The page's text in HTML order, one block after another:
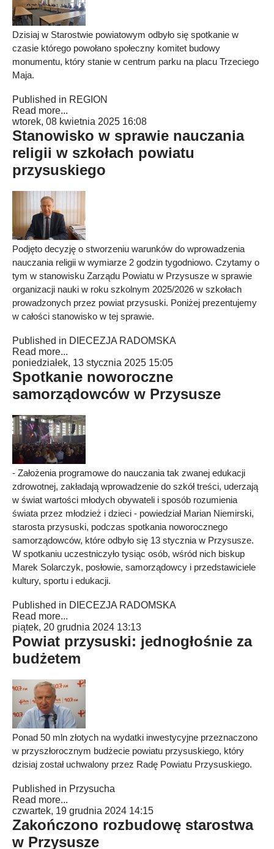
Dzisiaj w Starostwie powiatowym odbyło się spotkanie w
czasie którego powołano społeczny komitet budowy
monumentu, który stanie w centrum parku na placu Trzeciego
Maja.
Published in REGION
Read more...
wtorek, 08 kwietnia 2025 16:08
Stanowisko w sprawie nauczania
religii w szkołach powiatu
przysuskiego
Podjęto decyzję o stworzeniu warunków do wprowadzenia
nauczania religii w wymiarze 2 godzin tygodniowo. Czytamy o
tym w stanowisku Zarządu Powiatu w Przysusze w sprawie
organizacji nauki w roku szkolnym 2025/2026 w szkołach
prowadzonych przez powiat przysuski. Poniżej prezentujemy
w całości stanowisko w tej sprawie.
Published in DIECEZJA RADOMSKA
Read more...
poniedziałek, 13 stycznia 2025 15:05
Spotkanie noworoczne
samorządowców w Przysusze
- Założenia programowe do nauczania tak zwanej edukacji
zdrowotnej, zakładają wprowadzenie do szkół treści, uderzają
w świat wartości młodych obywateli i sposób rozumienia
świata przez młodzież i dzieci - powiedział Marian Niemirski,
starosta przysuski, podczas spotkania noworocznego
samorządowców, które odbyło się 13 stycznia w Przysusze.
W spotkaniu uczestniczyło tysiąc osób, wśród nich biskup
Marek Solarczyk, posłowie, samorządowcy i przedstawiciele
kultury, sportu i edukacji.
Published in DIECEZJA RADOMSKA
Read more...
piątek, 20 grudnia 2024 13:13
Powiat przysuski: jednogłośnie za
budżetem
Ponad 50 mln złotych na wydatki inwestycyjne przeznaczono
w przyszłorocznym budżecie powiatu przysuskiego, który
dzisiaj został uchwalony przez Radę Powiatu Przysuskiego.
Published in Przysucha
Read more...
czwartek, 19 grudnia 2024 14:15
Zakończono rozbudowę starostwa
w Przysusze